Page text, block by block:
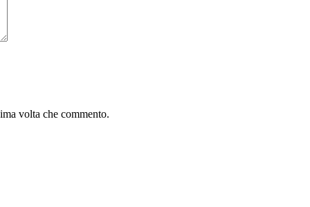
volta che commento.